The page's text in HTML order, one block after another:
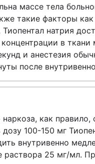
массе тела
такие факторы как
Тиопентал натрия
в ткани
и анестезия
после
как правило,
дозу 100-150 мг
внутривенно
раствора 25 мг/мл.